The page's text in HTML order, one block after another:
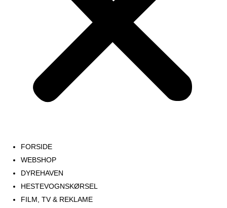
FORSIDE
WEBSHOP
DYREHAVEN
HESTEVOGNSKØRSEL
FILM, TV & REKLAME